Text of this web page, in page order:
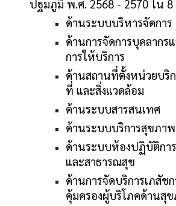
ปฐมภูมิ พ.ศ. 2568 - 2570 ใน 8
ด้านระบบบริหารจัดการ
ด้านการจัดการบุคลากร
การให้บริการ
ด้านสถานที่ตั้งหน่วยบริ
ที่ และสิ่งแวดล้อม
ด้านระบบสารสนเทศ
ด้านระบบบริการสุขภา
ด้านระบบห้องปฏิบัติกา
และสาธารณสุข
ด้านการจัดบริการเภสัช
คุ้มครองผู้บริโภคด้านสุ